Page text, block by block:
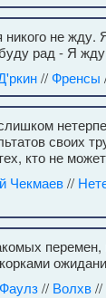
никого не
рад - Я жду
//Френсы
своих
кто не
Чекмаев//
// Волхв//